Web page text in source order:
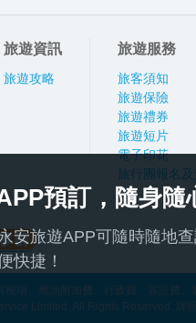
旅遊資訊
旅遊攻略
旅遊服務
旅客須知
旅遊保險
旅遊禮券
旅遊短片
電子印花
旅行團報名及
項、燃油附加費、行政費、簽証費
預訂，隨身隨
安旅遊APP可隨時隨地
快捷！